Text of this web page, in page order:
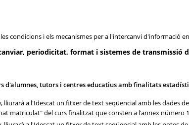
condicions i els mecanismes per a l'intercanvi d'informació
periodicitat, format i sistemes de transmissió
tutors i centres educatius amb finalitats
a l'Idescat un fitxer de text seqüencial amb les dades
matriculat" del curs finalitzat que consten a l'annex número